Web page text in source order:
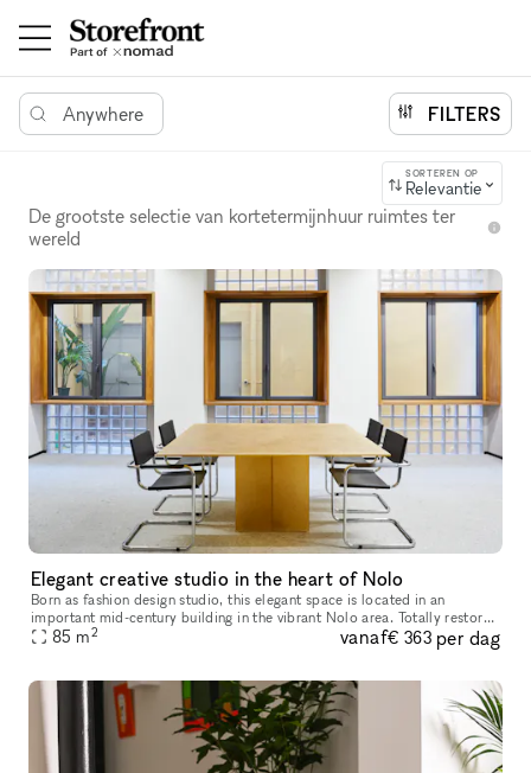
Anywhere FILTERS
SORTEREN OP
Relevantie
De grootste selectie van kortetermijnhuur ruimtes ter
wereld
Elegant creative studio in the heart of Nolo
Born as fashion design studio, this elegant space is located in an
important mid-century building in the vibrant Nolo area. Totally restored
from a famous Milanese architect, this location can be re
85 m2 vanaf€ 363 per dag